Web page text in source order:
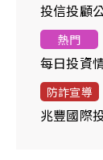
投信投顧
熱門
每日投資
防詐宣導
兆豐國際